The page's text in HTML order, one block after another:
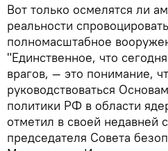
Вот только осмелятся ли
реальности
полномасштабное
"Единственное, что
врагов, — это понимание,
руководствоваться
политики РФ в области
отметил в своей недавней
председателя Совета